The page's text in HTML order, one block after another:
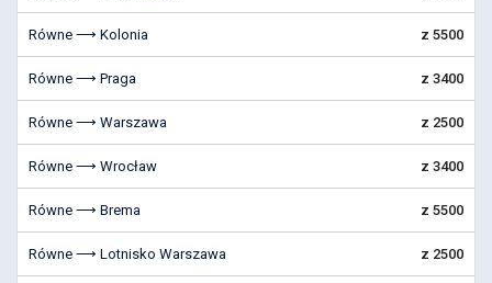
Równe ⟶ Kolonia z 5500
Równe ⟶ Praga z 3400
Równe ⟶ Warszawa z 2500
Równe ⟶ Wrocław z 3400
Równe ⟶ Brema z 5500
Równe ⟶ Lotnisko Warszawa z 2500